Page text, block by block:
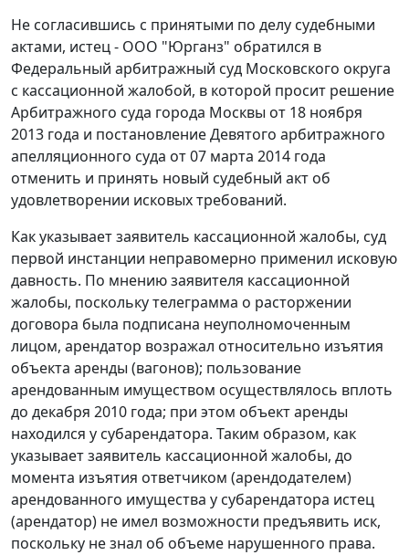
Не согласившись с принятыми по делу судебными
актами, истец - ООО "Юрганз" обратился в
Федеральный арбитражный суд Московского округа
с кассационной жалобой, в которой просит решение
Арбитражного суда города Москвы от 18 ноября
2013 года и постановление Девятого арбитражного
апелляционного суда от 07 марта 2014 года
отменить и принять новый судебный акт об
удовлетворении исковых требований.
Как указывает заявитель кассационной жалобы, суд
первой инстанции неправомерно применил исковую
давность. По мнению заявителя кассационной
жалобы, поскольку телеграмма о расторжении
договора была подписана неуполномоченным
лицом, арендатор возражал относительно изъятия
объекта аренды (вагонов); пользование
арендованным имуществом осуществлялось вплоть
до декабря 2010 года; при этом объект аренды
находился у субарендатора. Таким образом, как
указывает заявитель кассационной жалобы, до
момента изъятия ответчиком (арендодателем)
арендованного имущества у субарендатора истец
(арендатор) не имел возможности предъявить иск,
поскольку не знал об объеме нарушенного права.